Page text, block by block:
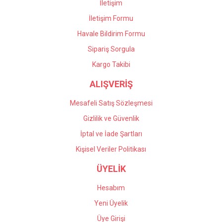
Gönder
İletişim
İletişim Formu
Havale Bildirim Formu
Sipariş Sorgula
Kargo Takibi
ALIŞVERİŞ
Mesafeli Satış Sözleşmesi
Gizlilik ve Güvenlik
İptal ve İade Şartları
Kişisel Veriler Politikası
ÜYELİK
Hesabım
Yeni Üyelik
Üye Girişi